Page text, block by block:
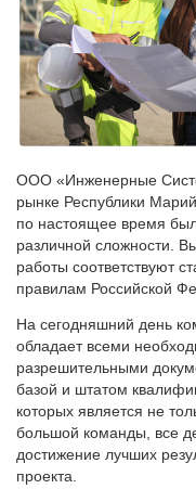
ООО «Инженерные
рынке Республики
по настоящее время
различной сложности.
работы соответствуют
правилам Российской
На сегодняшний день
обладает всеми
разрешительными
базой и штатом
которых является не
большой команды, все
достижение лучших
проекта.